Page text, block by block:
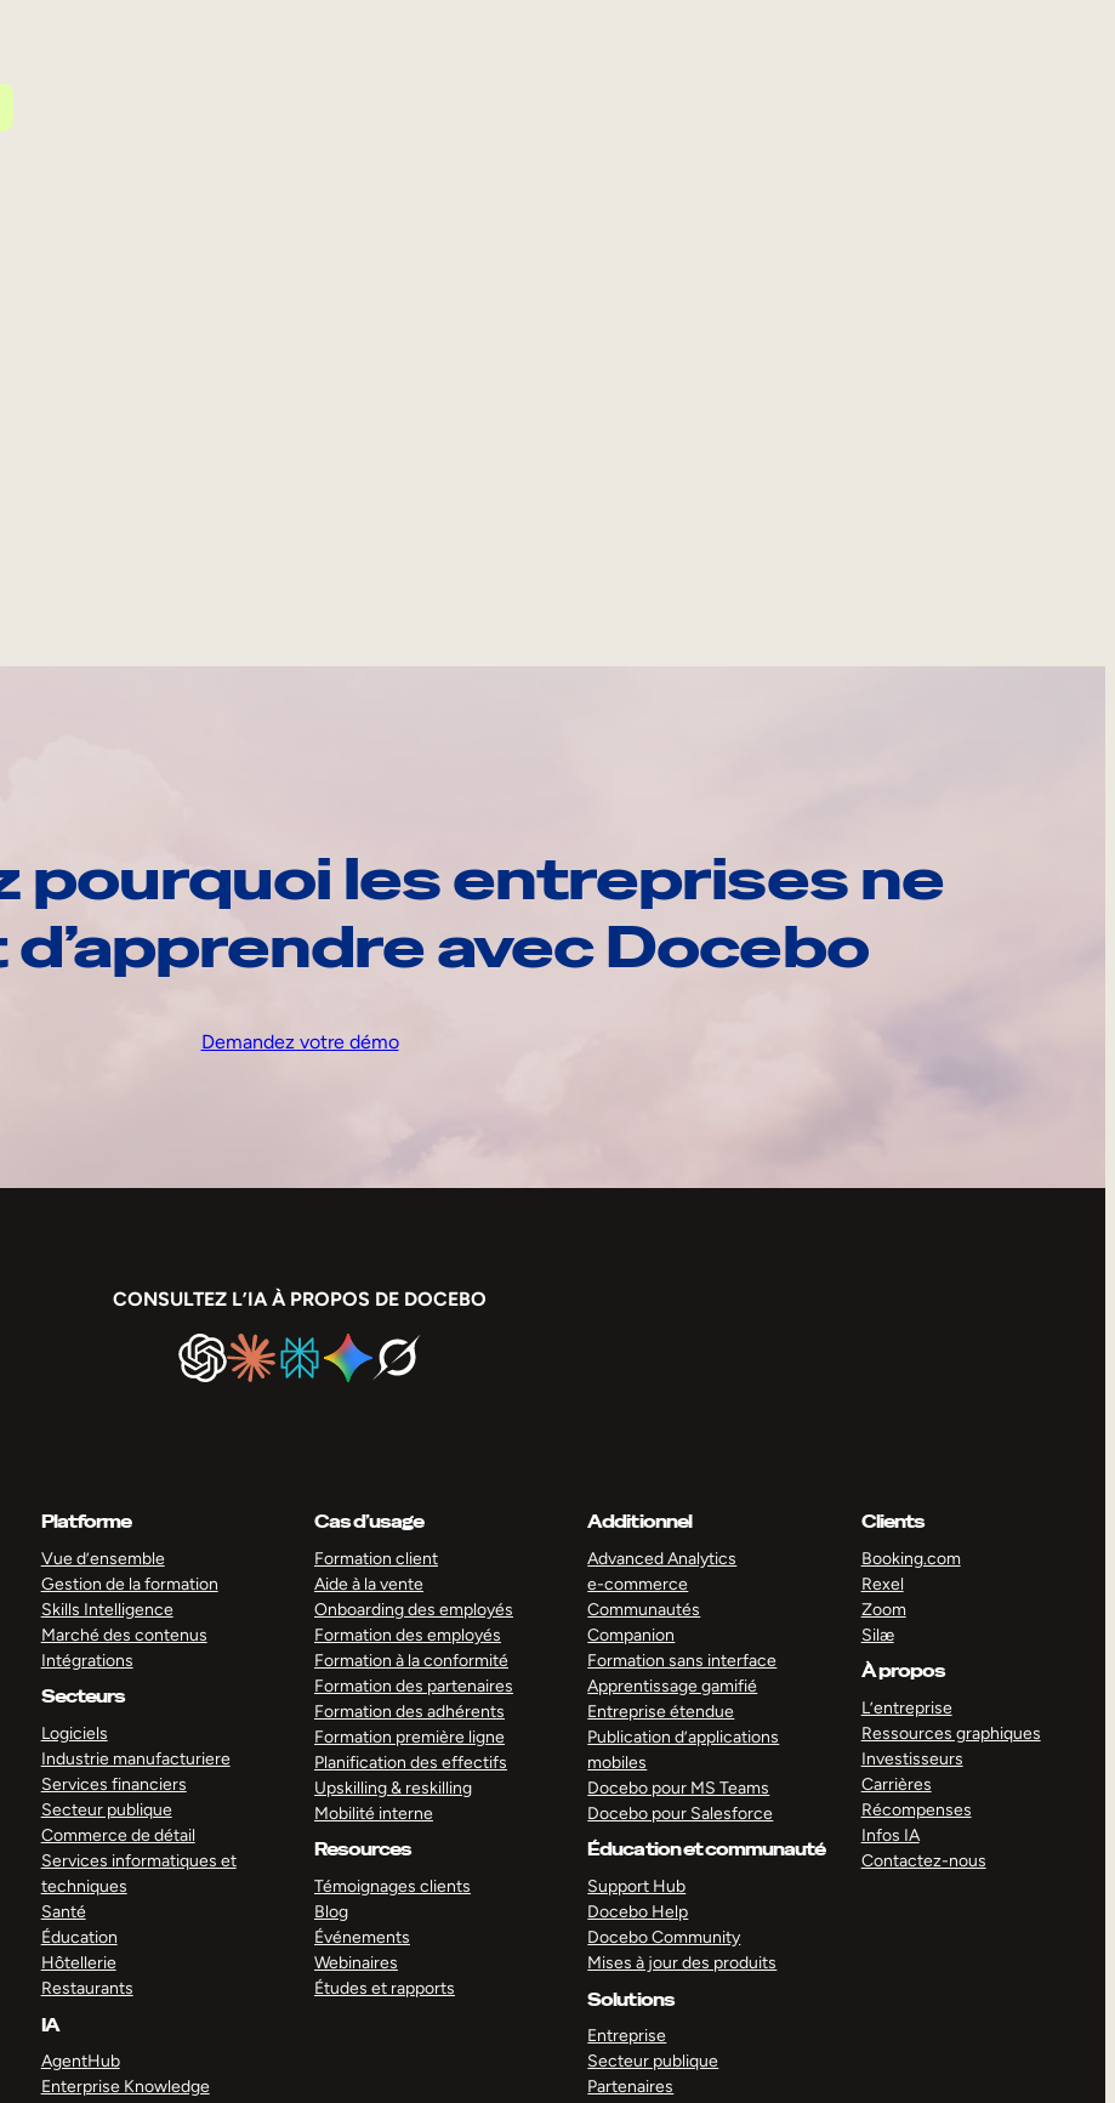
pourquoi les entreprises ne
avec Docebo
Demandez votre démo
CONSULTEZ L’IA À PROPOS DE DOCEBO
Platforme
Vue d’ensemble
Gestion de la formation
Skills Intelligence
Marché des contenus
Intégrations
Secteurs
Logiciels
Industrie manufacturiere
Services financiers
Secteur publique
Commerce de détail
Services informatiques et
techniques
Santé
Éducation
Hôtellerie
Restaurants
IA
AgentHub
Enterprise Knowledge
Cas d’usage
Formation client
Aide à la vente
Onboarding des employés
Formation des employés
Formation à la conformité
Formation des partenaires
Formation des adhérents
Formation première ligne
Planification des effectifs
Upskilling & reskilling
Mobilité interne
Resources
Témoignages clients
Blog
Événements
Webinaires
Études et rapports
Additionnel
Advanced Analytics
e-commerce
Communautés
Companion
Formation sans interface
Apprentissage gamifié
Entreprise étendue
Publication d’applications
mobiles
Docebo pour MS Teams
Docebo pour Salesforce
Éducation et communauté
Support Hub
Docebo Help
Docebo Community
Mises à jour des produits
Solutions
Entreprise
Secteur publique
Partenaires
Clients
Booking.com
Rexel
Zoom
Silæ
À propos
L’entreprise
Ressources graphiques
Investisseurs
Carrières
Récompenses
Infos IA
Contactez-nous